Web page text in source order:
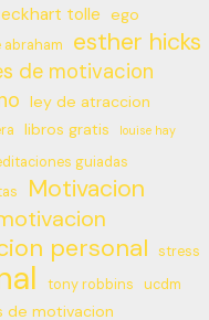
eckhart tolle ego
abraham esther hicks
de motivacion
ley de atraccion
libros gratis louise hay
guiadas
Motivacion
personal stress
tony robbins
ucdm
de motivacion